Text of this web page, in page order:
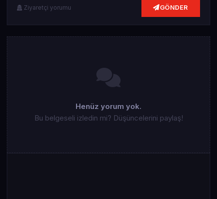
Ziyaretçi yorumu GÖNDER
Henüz yorum yok.
Bu belgeseli izledin mi? Düşüncelerini paylaş!